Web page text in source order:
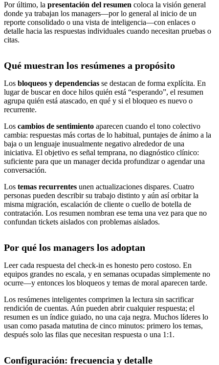
Por último, la presentación del resumen coloca la visión general
donde ya trabajan los managers—por lo general al inicio de un
reporte consolidado o una vista de inteligencia—con enlaces o
detalle hacia las respuestas individuales cuando necesitan pruebas o
citas.
Qué muestran los resúmenes a propósito
Los bloqueos y dependencias se destacan de forma explícita. En
lugar de buscar en doce hilos quién está “esperando”, el resumen
agrupa quién está atascado, en qué y si el bloqueo es nuevo o
recurrente.
Los cambios de sentimiento aparecen cuando el tono colectivo
cambia: respuestas más cortas de lo habitual, puntajes de ánimo a la
baja o un lenguaje inusualmente negativo alrededor de una
iniciativa. El objetivo es señal temprana, no diagnóstico clínico:
suficiente para que un manager decida profundizar o agendar una
conversación.
Los temas recurrentes unen actualizaciones dispares. Cuatro
personas pueden describir su trabajo distinto y aún así orbitar la
misma migración, escalación de cliente o cuello de botella de
contratación. Los resumen nombran ese tema una vez para que no
confundan tickets aislados con problemas aislados.
Por qué los managers los adoptan
Leer cada respuesta del check-in es honesto pero costoso. En
equipos grandes no escala, y en semanas ocupadas simplemente no
ocurre—y entonces los bloqueos y temas de moral aparecen tarde.
Los resúmenes inteligentes comprimen la lectura sin sacrificar
rendición de cuentas. Aún pueden abrir cualquier respuesta; el
resumen es un índice guiado, no una caja negra. Muchos líderes lo
usan como pasada matutina de cinco minutos: primero los temas,
después solo las filas que necesitan respuesta o una 1:1.
Configuración: frecuencia y detalle